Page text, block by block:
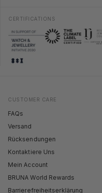
CUSTOMER CARE
FAQs
Versand
Rücksendungen
Kontaktiere Uns
Mein Account
BRUNA World Rewards
Barrierefreiheitserklärung
CERTIFICATIONS